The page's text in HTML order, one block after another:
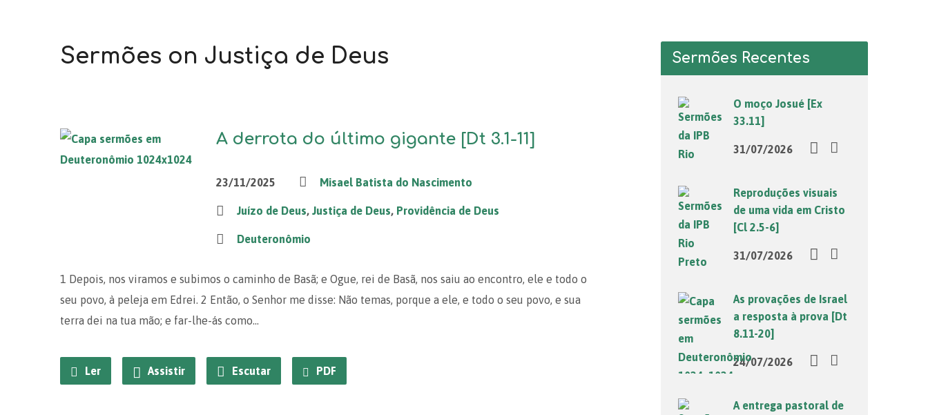
Sermões on Justiça de Deus
A derrota do último gigante [Dt 3.1-11]
23/11/2025 Misael Batista do Nascimento
Juízo de Deus,Justiça de Deus, Providência de Deus
Deuteronômio
1 Depois, nos viramos e subimos o caminho de Basã; e Ogue, rei de Basã, nos saiu ao encontro, ele e todo o
seu povo, à peleja em Edrei. 2 Então, o Senhor me disse: Não temas, porque a ele, e todo o seu povo, e sua
terra dei na tua mão; e far-lhe-ás como…
Ler Assistir Escutar PDF
Sermões Recentes
O moço Josué [Ex
33.11]
31/07/2026
Reproduções visuais
de uma vida em Cristo
[Cl 2.5-6]
31/07/2026
As provações de Israel
a resposta à prova [Dt
8.11-20]
24/07/2026
A entrega pastoral de